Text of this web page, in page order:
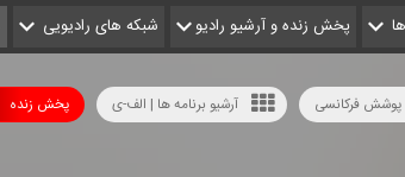
پخش زنده و آرشیو رادیو شبکه های رادیویی
پخش زنده آرشیو برنامه ها | الف-ی پوشش فرکانسی